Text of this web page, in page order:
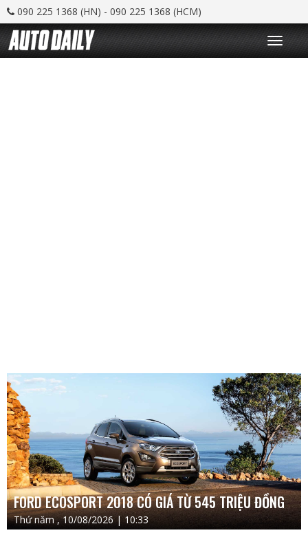
090 225 1368 (HN) - 090 225 1368 (HCM)
T
o
g
FORD ECOSPORT 2018 CÓ GIÁ TỪ 545 TRIỆU ĐỒNG
Thứ năm , 10/08/2026 | 10:33